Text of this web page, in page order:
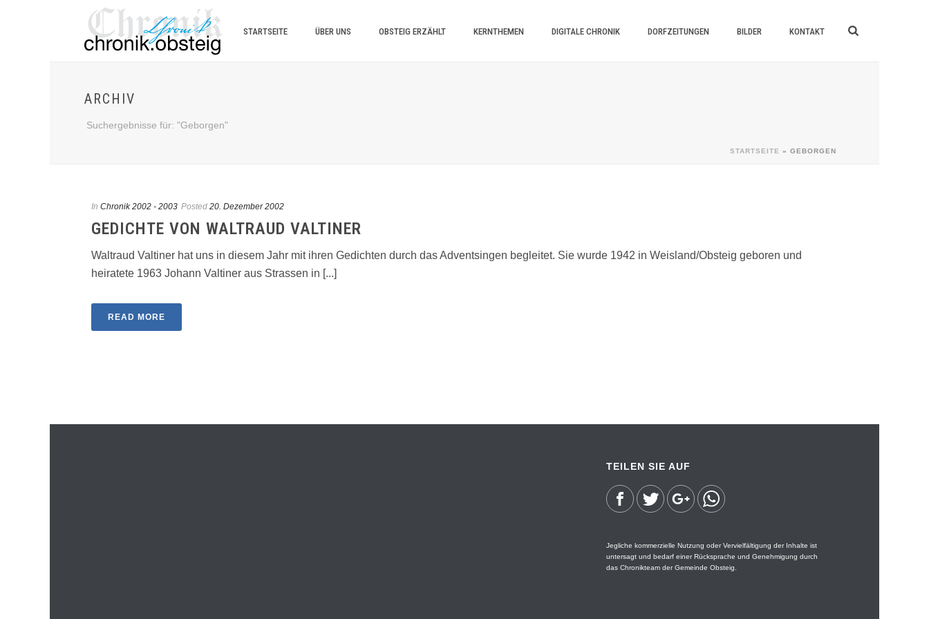
STARTSEITE ÜBER UNS OBSTEIG ERZÄHLT KERNTHEMEN DIGITALE CHRONIK DORFZEITUNGEN BILDER KONTAKT
ARCHIV
Suchergebnisse für: "Geborgen"
STARTSEITE » GEBORGEN
In Chronik 2002 - 2003 Posted 20. Dezember 2002
GEDICHTE VON WALTRAUD VALTINER
Waltraud Valtiner hat uns in diesem Jahr mit ihren Gedichten durch das Adventsingen begleitet. Sie wurde 1942 in Weisland/Obsteig geboren und
heiratete 1963 Johann Valtiner aus Strassen in [...]
READ MORE
TEILEN SIE AUF
Jegliche kommerzielle Nutzung oder Vervielfältigung der Inhalte ist
untersagt und bedarf einer Rücksprache und Genehmigung durch
das Chronikteam der Gemeinde Obsteig.